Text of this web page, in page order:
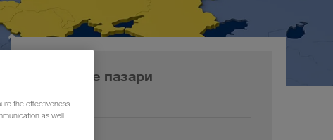
Нашите пазари
Европа
the effectiveness
as well